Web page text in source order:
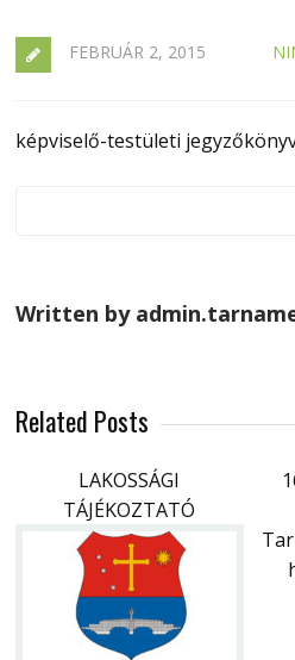
FEBRUÁR 2, 2015
képviselő-testületi jegyzőkönyv
Written by
Related Posts
LAKOSSÁGI
TÁJÉKOZTATÓ